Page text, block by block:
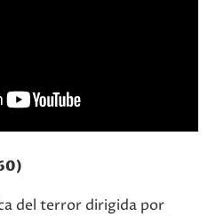
del terror dirigida por